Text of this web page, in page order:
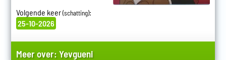
Volgende keer(schatting):
25-10-2026
Meer over:Yevgueni